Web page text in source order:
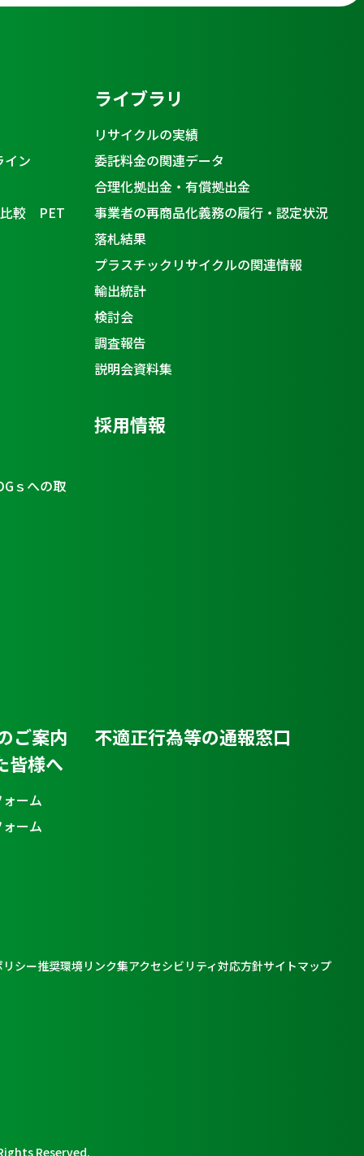
イン
比較 PET
ライブラリ
リサイクルの実績
委託料金の関連データ
合理化拠出金・有償拠出金
事業者の再商品化義務の履行・認定状況
落札結果
プラスチックリサイクルの関連情報
輸出統計
検討会
調査報告
説明会資料集
ｓへの取
採用情報
ご案内
皆様へ
ーム
ーム
不適正行為等の通報窓口
シー推奨環境リンク集アクセシビリティ対応方針サイトマップ
Reserved.